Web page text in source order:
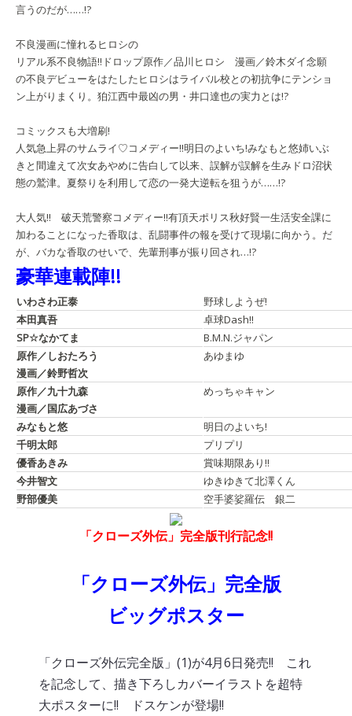
言うのだが……!?
不良漫画に憧れるヒロシの
リアル系不良物語!! ドロップ原作／品川ヒロシ 漫画／鈴木ダイ念願
の不良デビューをはたしたヒロシはライバル校との初抗争にテンショ
ン上がりまくり。狛江西中最凶の男・井口達也の実力とは!?
コミックスも大増刷!
人気急上昇のサムライ♡コメディー!!明日のよいち!みなもと悠姉いぶ
きと間違えて次女あやめに告白して以来、誤解が誤解を生みドロ沼状
態の鷲津。夏祭りを利用して恋の一発大逆転を狙うが……!?
大人気!! 破天荒警察コメディー!!有頂天ポリス秋好賢一生活安全課に
加わることになった香取は、乱闘事件の報を受けて現場に向かう。だ
が、バカな香取のせいで、先輩刑事が振り回され…!?
豪華連載陣!!
いわさわ正泰
野球しようぜ!
本田真吾
卓球Dash!!
SP☆なかてま
B.M.N.ジャパン
原作／しおたろう
漫画／鈴野哲次
あゆまゆ
原作／九十九森
漫画／国広あづさ
めっちゃキャン
みなもと悠
明日のよいち!
千明太郎
プリプリ
優香あきみ
賞味期限あり!!
今井智文
ゆきゆきて北澤くん
野部優美
空手婆娑羅伝 銀二
「クローズ外伝」完全版刊行記念!!
「クローズ外伝」完全版
ビッグポスター
「クローズ外伝完全版」(1)が4月6日発売!! これ
を記念して、描き下ろしカバーイラストを超特
大ポスターに!! ドスケンが登場!!